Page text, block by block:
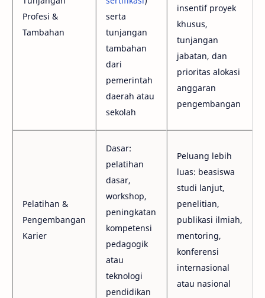
Profesi &
Tambahan
serta
tunjangan
tambahan
dari
pemerintah
daerah atau
sekolah
insentif proyek
khusus,
tunjangan
jabatan, dan
prioritas alokasi
anggaran
pengembangan
Pelatihan &
Pengembangan
Karier
Dasar:
pelatihan
dasar,
workshop,
peningkatan
kompetensi
pedagogik
atau
teknologi
pendidikan
Peluang lebih
luas: beasiswa
studi lanjut,
penelitian,
publikasi ilmiah,
mentoring,
konferensi
internasional
atau nasional